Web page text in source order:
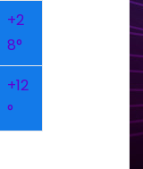
+2
8°
+12
°